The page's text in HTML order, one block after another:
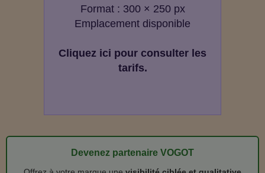
Format : 300 × 250 px
Emplacement disponible
Cliquez ici pour consulter les
tarifs.
Devenez partenaire VOGOT